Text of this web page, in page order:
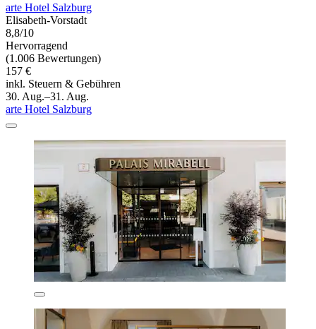
arte Hotel Salzburg
Elisabeth-Vorstadt
8,8/10
Hervorragend
(1.006 Bewertungen)
157 €
inkl. Steuern & Gebühren
30. Aug.–31. Aug.
arte Hotel Salzburg